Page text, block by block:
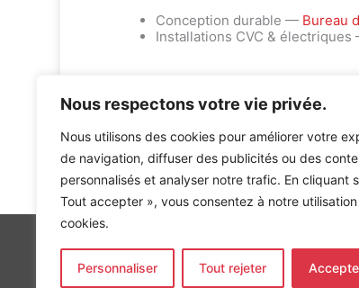
Nous respectons votre vie privée.
Nous utilisons des cookies pour améliorer votre
de navigation, diffuser des publicités ou des
personnalisés et analyser notre trafic. En cliquant
Tout accepter », vous consentez à notre
cookies.
Personnaliser Tout rejeter
Conception durable — Bureau
Installations CVC &
Accueil»Références» ECOLE ZAC TOLBIAC (T1